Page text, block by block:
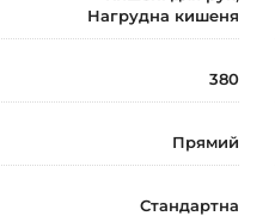
Нагрудна кишеня
380
Прямий
Стандартна